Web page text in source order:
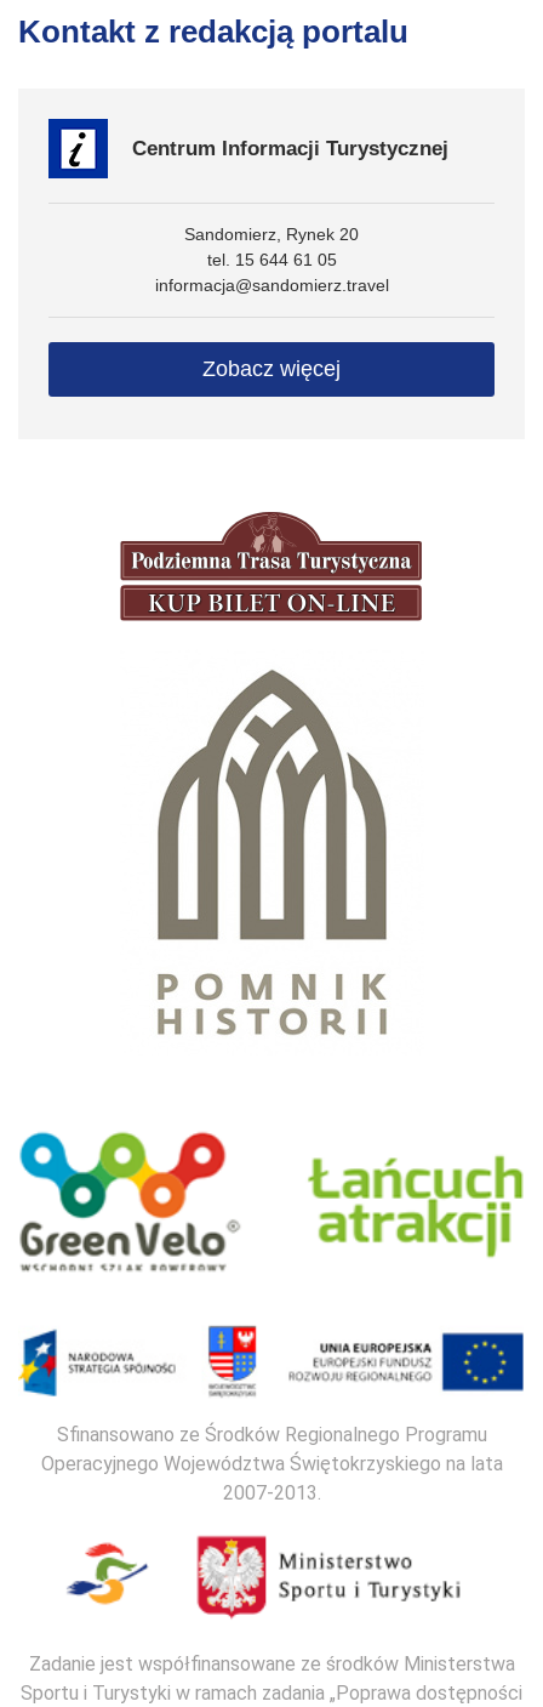
Kontakt z redakcją portalu
Centrum Informacji Turystycznej
Sandomierz, Rynek 20
tel. 15 644 61 05
informacja@sandomierz.travel
Zobacz więcej
Sfinansowano ze Środków Regionalnego Programu
Operacyjnego Województwa Świętokrzyskiego na lata
2007-2013.
Zadanie jest współfinansowane ze środków Ministerstwa
Sportu i Turystyki w ramach zadania „Poprawa dostępności